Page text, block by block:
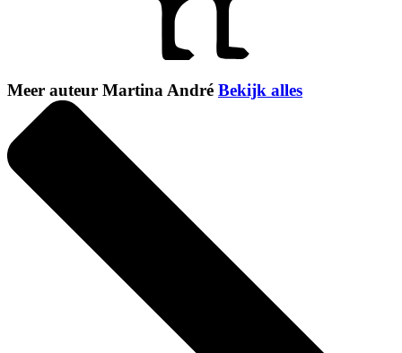
Meer auteur Martina André Bekijk alles